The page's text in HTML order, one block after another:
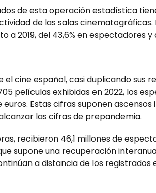
de esta operación estadística
de las salas cinematográficas.
2019, del 43,6% en espectadores y
cine español, casi duplicando sus
películas exhibidas en 2022, los
Estas cifras suponen ascensos
las cifras de prepandemia.
recibieron 46,1 millones de
supone una recuperación interanual
a distancia de los registrados